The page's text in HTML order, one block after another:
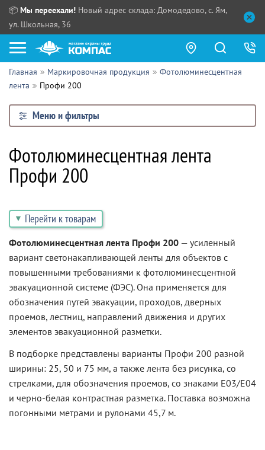
📦 Мы переехали! Новый адрес склада: Домодедово, с. Ям,
ул. Школьная, 36
Как купить?
Прайс-листы
Сотрудничество
Партнерам
Поставщикам
Обзоры
Контакты
ПТ:
СБ, ВС:
Выдача продукции:
Главная Маркировочная продукция
Фотолюминесцентная
лента
Профи 200
Меню и фильтры
Фотолюминесцентная лента
Профи 200
Перейти к товарам
Фотолюминесцентная лента Профи 200 — усиленный
вариант светонакапливающей ленты для объектов с
повышенными требованиями к фотолюминесцентной
эвакуационной системе (ФЭС). Она применяется для
обозначения путей эвакуации, проходов, дверных
проемов, лестниц, направлений движения и других
элементов эвакуационной разметки.
В подборке представлены варианты Профи 200 разной
ширины: 25, 50 и 75 мм, а также лента без рисунка, со
стрелками, для обозначения проемов, со знаками E03/E04
и черно-белая контрастная разметка. Поставка возможна
погонными метрами и рулонами 45,7 м.